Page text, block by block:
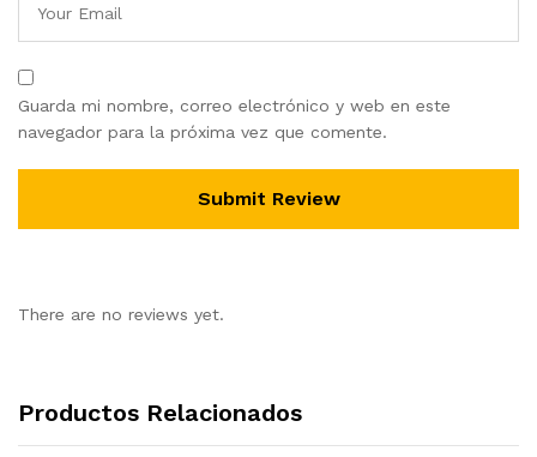
Guarda mi nombre, correo electrónico y web en este
navegador para la próxima vez que comente.
There are no reviews yet.
Productos Relacionados